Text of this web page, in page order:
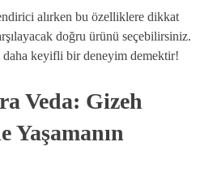
alırken bu özelliklere dikkat
doğru ürünü seçebilirsiniz.
daha keyifli bir deneyim demektir!
Veda: Gizeh
Yaşamanın